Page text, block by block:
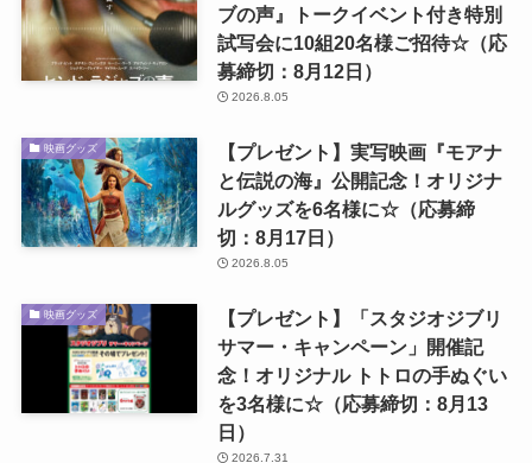
ブの声』トークイベント付き特別
試写会に10組20名様ご招待☆（応
募締切：8月12日）
2026.8.05
映画グッズ
【プレゼント】実写映画『モアナ
と伝説の海』公開記念！オリジナ
ルグッズを6名様に☆（応募締
切：8月17日）
2026.8.05
映画グッズ
【プレゼント】「スタジオジブリ
サマー・キャンペーン」開催記
念！オリジナル トトロの手ぬぐい
を3名様に☆（応募締切：8月13
日）
2026.7.31